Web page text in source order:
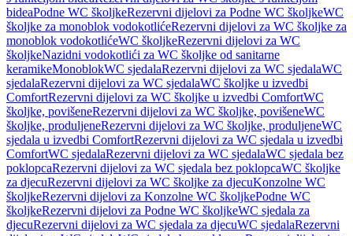
bideaPodne WC školjkeRezervni dijelovi za Podne WC školjkeWC
školjke za monoblok vodokotlićeRezervni dijelovi za WC školjke za
monoblok vodokotlićeWC školjkeRezervni dijelovi za WC
školjkeNazidni vodokotlići za WC školjke od sanitarne
keramikeMonoblokWC sjedalaRezervni dijelovi za WC sjedalaWC
sjedalaRezervni dijelovi za WC sjedalaWC školjke u izvedbi
ComfortRezervni dijelovi za WC školjke u izvedbi ComfortWC
školjke, povišeneRezervni dijelovi za WC školjke, povišeneWC
školjke, produljeneRezervni dijelovi za WC školjke, produljeneWC
sjedala u izvedbi ComfortRezervni dijelovi za WC sjedala u izvedbi
ComfortWC sjedalaRezervni dijelovi za WC sjedalaWC sjedala bez
poklopcaRezervni dijelovi za WC sjedala bez poklopcaWC školjke
za djecuRezervni dijelovi za WC školjke za djecuKonzolne WC
školjkeRezervni dijelovi za Konzolne WC školjkePodne WC
školjkeRezervni dijelovi za Podne WC školjkeWC sjedala za
djecuRezervni dijelovi za WC sjedala za djecuWC sjedalaRezervni